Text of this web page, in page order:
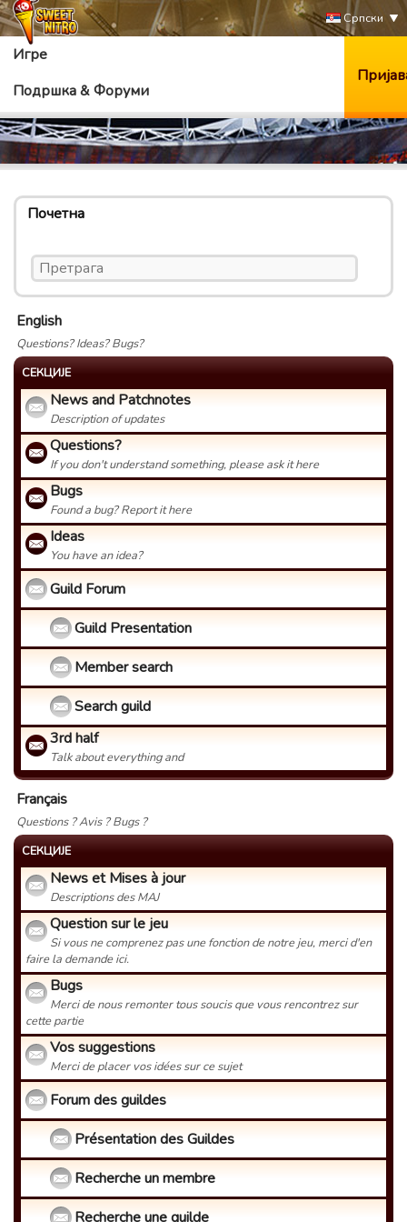
Српски
Игре
Подршка & Форуми
Почетна
English
Questions? Ideas? Bugs?
СЕКЦИЈЕ
News and Patchnotes
Description of updates
Questions?
If you don't understand something, please ask it here
Bugs
Found a bug? Report it here
Ideas
You have an idea?
Guild Forum
Guild Presentation
Member search
Search guild
3rd half
Talk about everything and
Français
Questions ? Avis ? Bugs ?
СЕКЦИЈЕ
News et Mises à jour
Descriptions des MAJ
Question sur le jeu
Si vous ne comprenez pas une fonction de notre jeu, merci d'en
faire la demande ici.
Bugs
Merci de nous remonter tous soucis que vous rencontrez sur
cette partie
Vos suggestions
Merci de placer vos idées sur ce sujet
Forum des guildes
Présentation des Guildes
Recherche un membre
Recherche une guilde